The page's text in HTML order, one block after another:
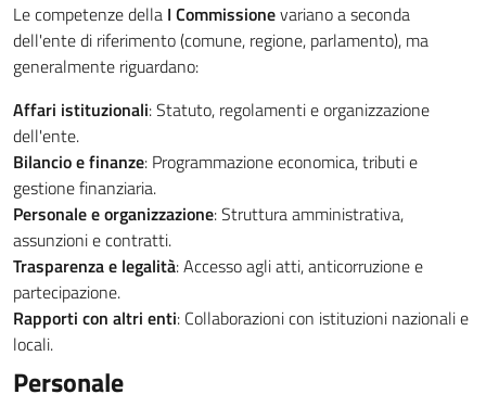
Le competenze della I Commissionevariano a seconda
dell'ente di riferimento (comune, regione, parlamento), ma
generalmente riguardano:
Affari istituzionali: Statuto, regolamenti e organizzazione
dell'ente.
Bilancio e finanze: Programmazione economica, tributi e
gestione finanziaria.
Personale e organizzazione: Struttura amministrativa,
assunzioni e contratti.
Trasparenza e legalità: Accesso agli atti, anticorruzione e
partecipazione.
Rapporti con altri enti: Collaborazioni con istituzioni nazionali e
locali.
Personale